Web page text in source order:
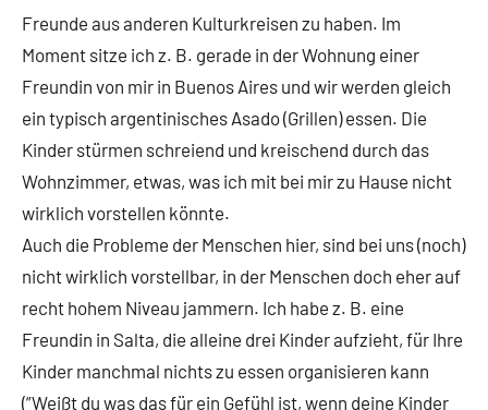
Freunde aus anderen Kulturkreisen zu haben. Im
Moment sitze ich z. B. gerade in der Wohnung einer
Freundin von mir in Buenos Aires und wir werden gleich
ein typisch argentinisches Asado (Grillen) essen. Die
Kinder stürmen schreiend und kreischend durch das
Wohnzimmer, etwas, was ich mit bei mir zu Hause nicht
wirklich vorstellen könnte.
Auch die Probleme der Menschen hier, sind bei uns (noch)
nicht wirklich vorstellbar, in der Menschen doch eher auf
recht hohem Niveau jammern. Ich habe z. B. eine
Freundin in Salta, die alleine drei Kinder aufzieht, für Ihre
Kinder manchmal nichts zu essen organisieren kann
(”Weißt du was das für ein Gefühl ist, wenn deine Kinder